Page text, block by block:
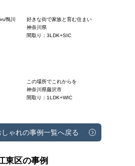
鴨川
好きな街で家族と育む住まい
神奈川県
間取り：3LDK+SIC
この場所でこれからを
神奈川県藤沢市
間取り：1LDK+WIC
ゃれの事例一覧へ戻る
東区の事例